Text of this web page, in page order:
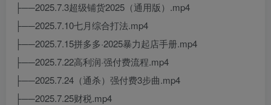
├──2025.7.3超级铺货2025（通用版）.mp4
├──2025.7.10七月综合打法.mp4
├──2025.7.15拼多多·2025暴力起店手册.mp4
├──2025.7.22高利润·强付费流程.mp4
├──2025.7.24（通杀）强付费3步曲.mp4
├──2025.7.25财税.mp4